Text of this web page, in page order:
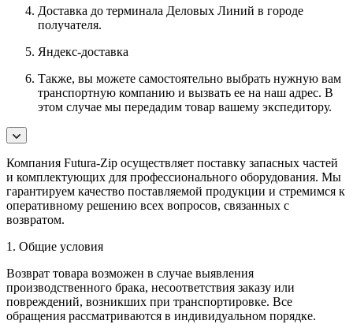
Доставка до терминала Деловых Линий в городе
получателя.
Яндекс-доставка
Также, вы можете самостоятельно выбрать нужную вам
транспортную компанию и вызвать ее на наш адрес. В
этом случае мы передадим товар вашему экспедитору.
Компания Futura-Zip осуществляет поставку запасных частей
и комплектующих для профессионального оборудования. Мы
гарантируем качество поставляемой продукции и стремимся к
оперативному решению всех вопросов, связанных с
возвратом.
1. Общие условия
Возврат товара возможен в случае выявления
производственного брака, несоответствия заказу или
повреждений, возникших при транспортировке. Все
обращения рассматриваются в индивидуальном порядке.